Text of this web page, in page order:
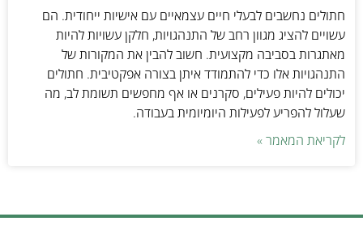
חתולים נחשבים לבעלי חיים עצמאיים עם אישיות ייחודית. הם
עשויים להציג מגוון רחב של התנהגויות, חלקן עשויות להיות
מאתגרות בסביבה מקצועית. חשוב להבין את המקורות של
התנהגויות אלו כדי להתמודד איתן בצורה אפקטיבית. חתולים
יכולים להיות פעילים, סקרנים או אף מחפשים תשומת לב, מה
שעלול להפריע לפעילות היומיומית בעבודה.
לקריאת המאמר »